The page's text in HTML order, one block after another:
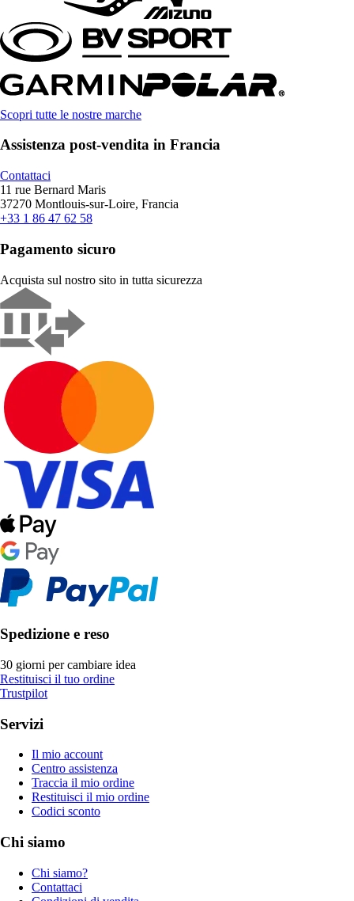
Scopri tutte le nostre marche
Assistenza post-vendita in Francia
Contattaci
11 rue Bernard Maris
37270 Montlouis-sur-Loire, Francia
+33 1 86 47 62 58
Pagamento sicuro
Acquista sul nostro sito in tutta sicurezza
Spedizione e reso
30 giorni per cambiare idea
Restituisci il tuo ordine
Trustpilot
Servizi
Il mio account
Centro assistenza
Traccia il mio ordine
Restituisci il mio ordine
Codici sconto
Chi siamo
Chi siamo?
Contattaci